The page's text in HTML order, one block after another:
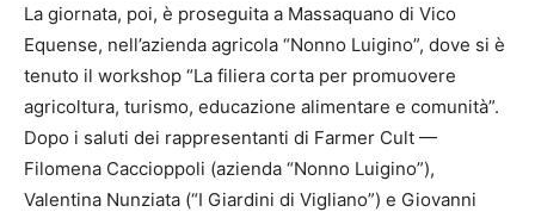
La giornata, poi, è proseguita a Massaquano di Vico
Equense, nell’azienda agricola “Nonno Luigino”, dove si è
tenuto il workshop “La filiera corta per promuovere
agricoltura, turismo, educazione alimentare e comunità”.
Dopo i saluti dei rappresentanti di Farmer Cult —
Filomena Caccioppoli (azienda “Nonno Luigino”),
Valentina Nunziata (“I Giardini di Vigliano”) e Giovanni